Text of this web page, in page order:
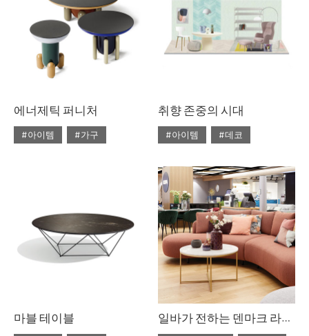
#트렌드
#에르메스
#테이블
#토즈
#패션
에너제틱 퍼니처
#아이템
#가구
#쇼핑
#의자
#체어
#테이블
취향 존중의 시대
#아이템
#데코
#4월호 룩
#가구
#데코
#룩
#소품
#스타일링
#의자
#조명
#집 꾸미기
#체어
#테이블
#패브릭
마블 테이블 일바가 전하는 덴마크 라이프스타일